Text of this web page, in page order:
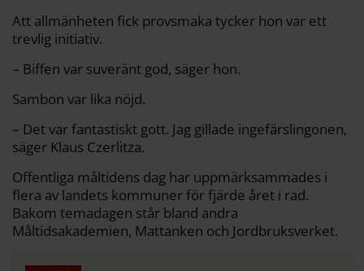
Att allmänheten fick provsmaka tycker hon var ett
trevlig initiativ.
– Biffen var suveränt god, säger hon.
Sambon var lika nöjd.
– Det var fantastiskt gott. Jag gillade ingefärslingonen,
säger Klaus Czerlitza.
Offentliga måltidens dag har uppmärksammades i
flera av landets kommuner för fjärde året i rad.
Bakom temadagen står bland andra
Måltidsakademien, Mattanken och Jordbruksverket.